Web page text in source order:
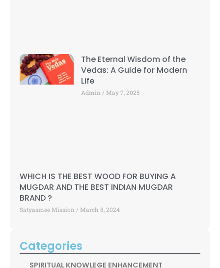
The Eternal Wisdom of the
Vedas: A Guide for Modern
Life
Admin May 7, 2025
WHICH IS THE BEST WOOD FOR BUYING A
MUGDAR AND THE BEST INDIAN MUGDAR
BRAND ?
Satyasmee Mission March 8, 2024
Categories
SPIRITUAL KNOWLEGE ENHANCEMENT